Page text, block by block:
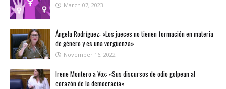
March 07, 2023
Ángela Rodríguez: «Los jueces no tienen formación en materia
de género y es una vergüenza»
November 16, 2022
Irene Montero a Vox: «Sus discursos de odio golpean al
corazón de la democracia»